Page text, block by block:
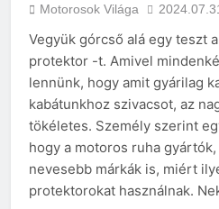
Motorosok Világa
Vegyük górcső alá egy teszt
protektor -t. Amivel
lennünk, hogy amit gyárilag
kabátunkhoz szivacsot, az
tökéletes. Személy szerint
hogy a motoros ruha
nevesebb márkák is, miért
protektorokat használnak.